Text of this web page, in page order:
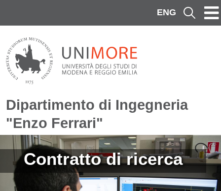
ENG Cerca
Dipartimento di Ingegneria
"Enzo Ferrari"
Immagine
Contratto di ricerca